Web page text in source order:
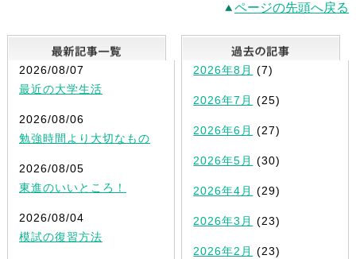
ページの先頭へ戻る
最新記事一覧
2026/08/07
最近の大学生活
2026/08/06
勉強時間より大切なもの
2026/08/05
東進のいいところ！
2026/08/04
模試の復習方法
2026年8月 (7)
2026年7月 (25)
2026年6月 (27)
2026年5月 (30)
2026年4月 (29)
2026年3月 (23)
2026年2月 (23)